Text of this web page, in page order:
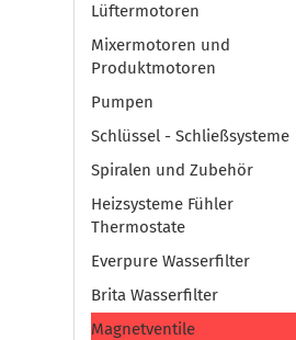
Lüftermotoren
Mixermotoren und
Produktmotoren
Pumpen
Schlüssel - Schließsysteme
Spiralen und Zubehör
Heizsysteme Fühler
Thermostate
Everpure Wasserfilter
Brita Wasserfilter
Magnetventile